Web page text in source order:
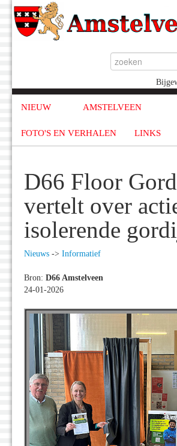
NIEUW AMSTELVEEN
FOTO'S EN VERHALEN LINKS
D66 Floor
vertelt over
isolerende
Nieuws -> Informatief
Bron: D66 Amstelveen
24-01-2026